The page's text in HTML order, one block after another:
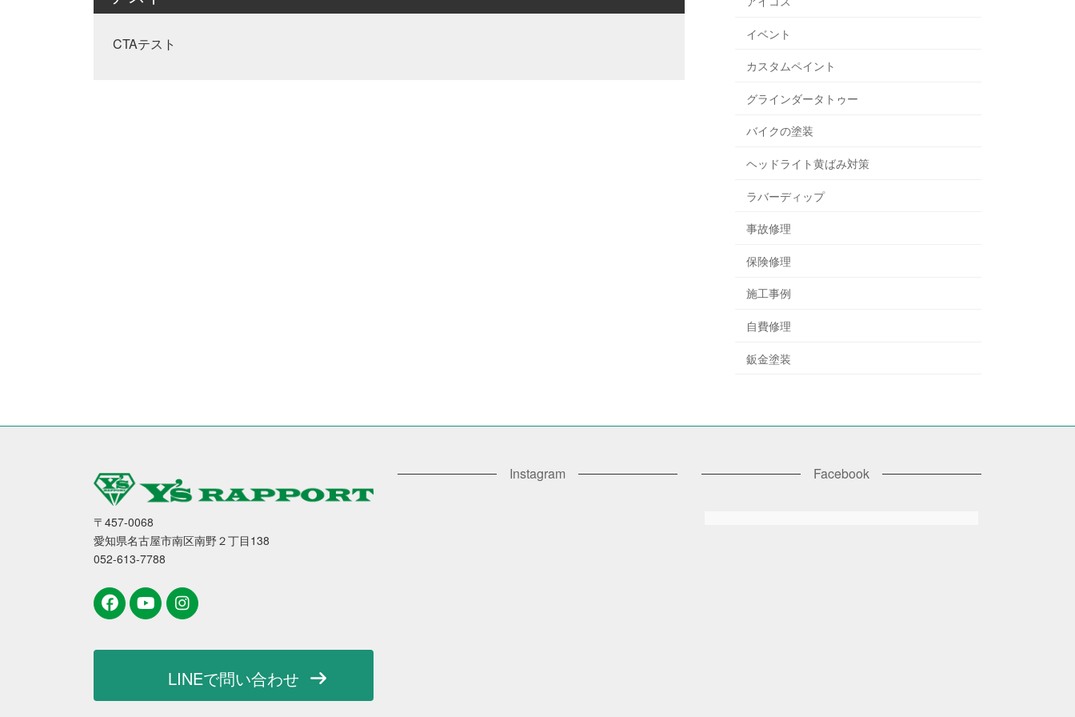
CTAテスト
イベント
カスタムペイント
グラインダータトゥー
バイクの塗装
ヘッドライト黄ばみ対策
ラバーディップ
事故修理
保険修理
施工事例
自費修理
鈑金塗装
〒457-0068
愛知県名古屋市南区南野２丁目138
052-613-7788
LINEで問い合わせ
Instagram Facebook